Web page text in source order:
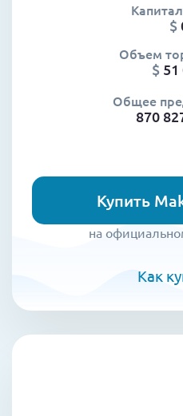
$
Объем
$ 51
Общее
870
Купить
на
Как